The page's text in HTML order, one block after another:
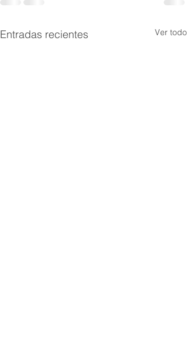
Entradas recientes Ver todo